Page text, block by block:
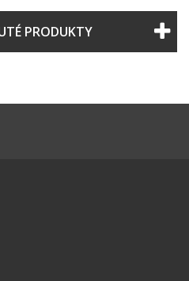
PRODUKTY